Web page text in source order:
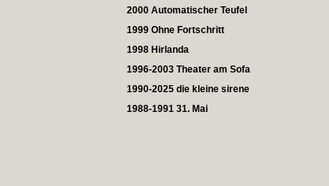
2000 Automatischer Teufel
1999 Ohne Fortschritt
1998 Hirlanda
1996-2003 Theater am Sofa
1990-2025 die kleine sirene
1988-1991 31. Mai